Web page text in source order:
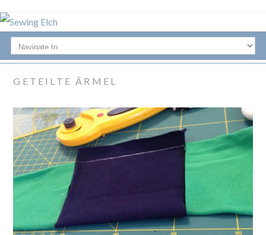
GETEILTE ÄRMEL